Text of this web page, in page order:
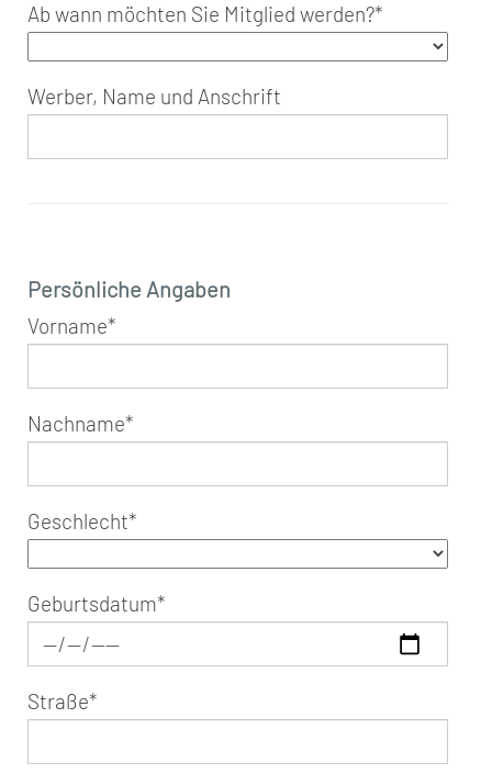
Ab wann möchten Sie Mitglied werden?*
Werber, Name und Anschrift
Persönliche Angaben
Vorname*
Nachname*
Geschlecht*
Geburtsdatum*
Straße*